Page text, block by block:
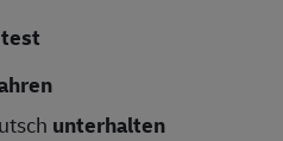
unterhalten